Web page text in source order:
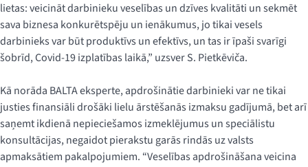
lietas: veicināt darbinieku veselības un dzīves kvalitāti un sekmēt
sava biznesa konkurētspēju un ienākumus, jo tikai vesels
darbinieks var būt produktīvs un efektīvs, un tas ir īpaši svarīgi
šobrīd, Covid-19 izplatības laikā,” uzsver S. Pietkēviča.
Kā norāda BALTA eksperte, apdrošinātie darbinieki var ne tikai
justies finansiāli drošāki lielu ārstēšanās izmaksu gadījumā, bet arī
saņemt ikdienā nepieciešamos izmeklējumus un speciālistu
konsultācijas, negaidot pierakstu garās rindās uz valsts
apmaksātiem pakalpojumiem. “Veselības apdrošināšana veicina